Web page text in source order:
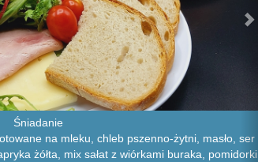
Śniadanie
na mleku, chleb pszenno-żytni, masło, ser
żółta, mix sałat z wiórkami buraka, pomidorki